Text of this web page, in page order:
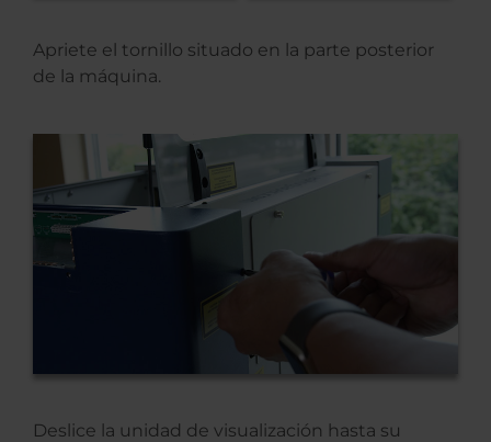
Apriete el tornillo situado en la parte posterior
de la máquina.
Deslice la unidad de visualización hasta su